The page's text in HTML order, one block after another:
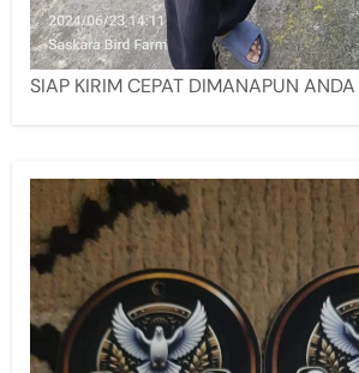
SIAP KIRIM CEPAT DIMANAPUN